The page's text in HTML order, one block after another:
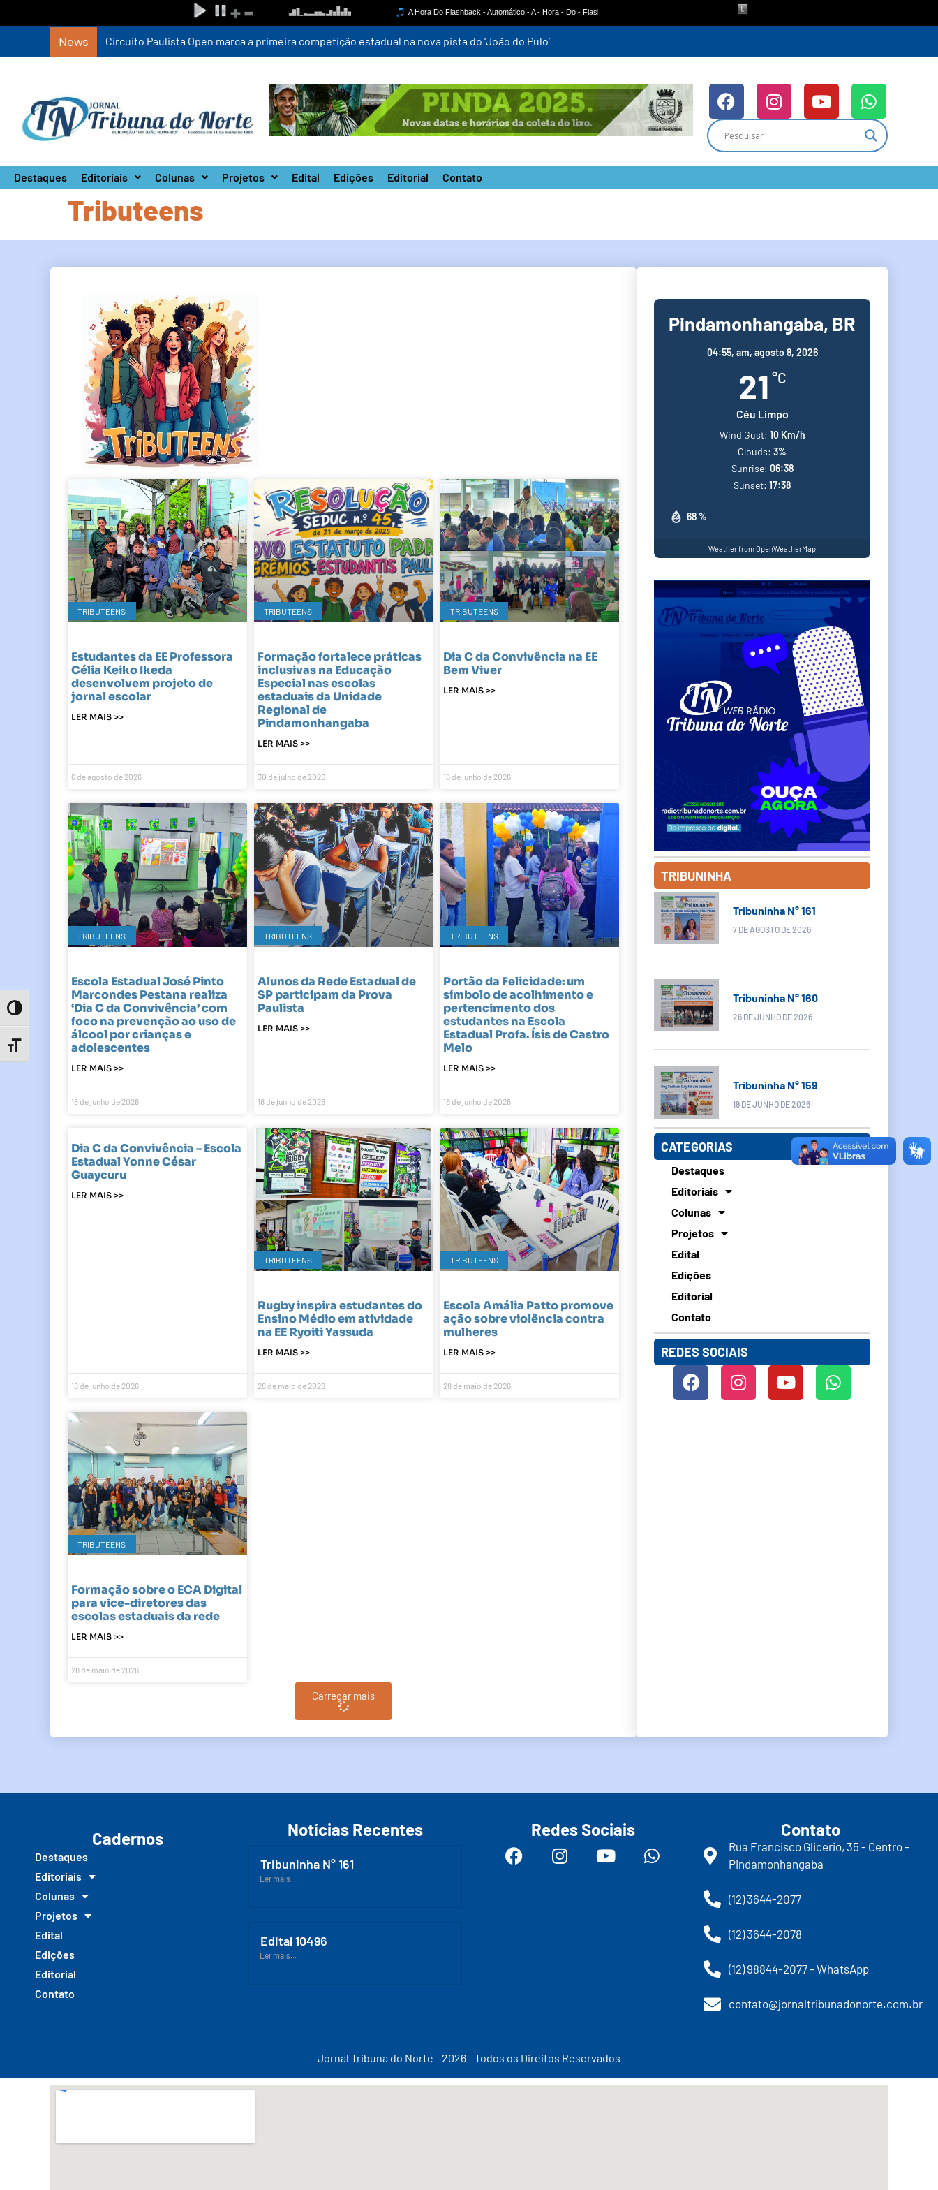
Toggle High Contrast
Toggle Font size
News Circuito Paulista Open marca a primeira competição estadual na nova pista do ‘João do Pulo’
Destaques Editoriais Colunas Projetos Edital Edições Editorial Contato
Tributeens
TRIBUTEENS
Estudantes da EE Professora
Célia Keiko Ikeda
desenvolvem projeto de
jornal escolar
LER MAIS >>
6 de agosto de 2026
TRIBUTEENS
Formação fortalece práticas
inclusivas na Educação
Especial nas escolas
estaduais da Unidade
Regional de
Pindamonhangaba
LER MAIS >>
30 de julho de 2026
TRIBUTEENS
Dia C da Convivência na EE
Bem Viver
LER MAIS >>
18 de junho de 2026
TRIBUTEENS
Escola Estadual José Pinto
Marcondes Pestana realiza
‘Dia C da Convivência’ com
foco na prevenção ao uso de
álcool por crianças e
adolescentes
LER MAIS >>
18 de junho de 2026
TRIBUTEENS
Alunos da Rede Estadual de
SP participam da Prova
Paulista
LER MAIS >>
18 de junho de 2026
TRIBUTEENS
Portão da Felicidade: um
símbolo de acolhimento e
pertencimento dos
estudantes na Escola
Estadual Profa. Ísis de Castro
Melo
LER MAIS >>
18 de junho de 2026
Dia C da Convivência – Escola
Estadual Yonne César
Guaycuru
LER MAIS >>
18 de junho de 2026
TRIBUTEENS
Rugby inspira estudantes do
Ensino Médio em atividade
na EE Ryoiti Yassuda
LER MAIS >>
28 de maio de 2026
TRIBUTEENS
Escola Amália Patto promove
ação sobre violência contra
mulheres
LER MAIS >>
28 de maio de 2026
TRIBUTEENS
Formação sobre o ECA Digital
para vice-diretores das
escolas estaduais da rede
LER MAIS >>
28 de maio de 2026
Carregar mais
Pindamonhangaba, BR
04:55, am, agosto 8, 2026
21 °C
Céu Limpo
68 %
Wind Gust: 10 Km/h
Clouds: 3%
Sunrise: 06:38
Sunset: 17:38
Weather from OpenWeatherMap
TRIBUNINHA
Tribuninha N° 161
7 DE AGOSTO DE 2026
Tribuninha N° 160
26 DE JUNHO DE 2026
Tribuninha N° 159
19 DE JUNHO DE 2026
CATEGORIAS
Destaques
Editoriais
Colunas
Projetos
Edital
Edições
Editorial
Contato
REDES SOCIAIS
Cadernos
Destaques
Editoriais
Colunas
Projetos
Edital
Edições
Editorial
Contato
Notícias Recentes
Tribuninha N° 161
Ler mais...
Edital 10496
Ler mais...
Redes Sociais Contato
Rua Francisco Glicerio, 35 - Centro -
Pindamonhangaba
(12) 3644-2077
(12) 3644-2078
(12) 98844-2077 - WhatsApp
contato@jornaltribunadonorte.com.br
Jornal Tribuna do Norte - 2026 - Todos os Direitos Reservados